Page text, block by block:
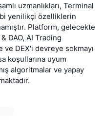
uzmanlıkları, Terminal
yenilikçi özelliklerin
Platform, gelecekte
DAO, AI Trading
DEX'i devreye sokmayı
koşullarına uyum
algoritmalar ve yapay